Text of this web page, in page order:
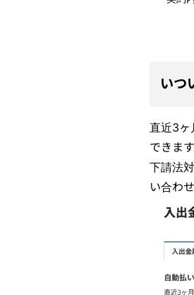
いつ
直近3ヶ
できます
下請法
い合わ